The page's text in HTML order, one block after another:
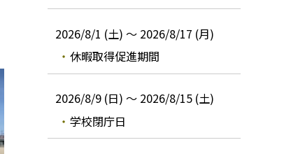
2026/8/1 (土) ～ 2026/8/17 (月)
休暇取得促進期間
2026/8/9 (日) ～ 2026/8/15 (土)
学校閉庁日